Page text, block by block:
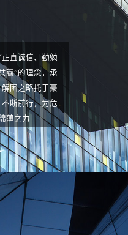
级法院管理人名
省高院的一级管
四川省高院管理
年更以全省第8
异成绩再度入
公司拥有一支在
资、产（股）权
备丰富专业知识
人才团队。截至
200多家，清理
涉及职工及各
务领域涵盖房地
、新能源、矿产
2024年公司正
直诚信、勤勉
赢”的理念，承
困之略托于豪
断前行，为危
薄之力